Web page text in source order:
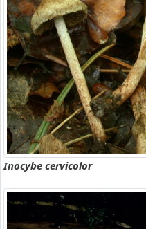
Inocybe cervicolor